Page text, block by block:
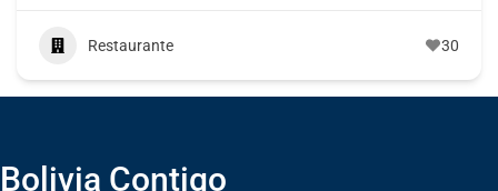
Restaurante 30
Bolivia Contigo